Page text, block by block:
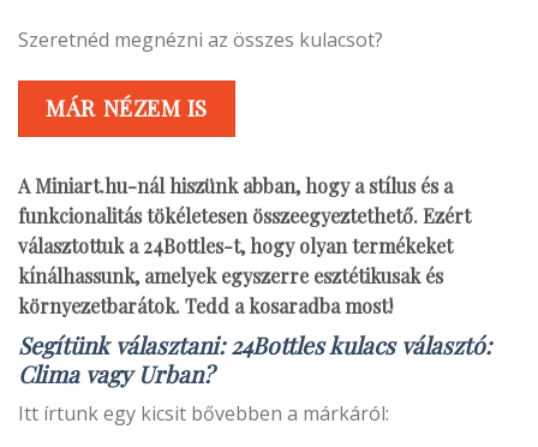
Szeretnéd megnézni az összes kulacsot?
MÁR NÉZEM IS
A Miniart.hu-nál hiszünk abban, hogy a stílus és a
funkcionalitás tökéletesen összeegyeztethető. Ezért
választottuk a 24Bottles-t, hogy olyan termékeket
kínálhassunk, amelyek egyszerre esztétikusak és
környezetbarátok.Tedd a kosaradba most!
Segítünk választani: 24Bottles kulacs választó:
Clima vagy Urban?
Itt írtunk egy kicsit bővebben a márkáról: